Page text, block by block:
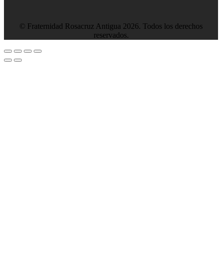
© Fraternidad Rosacruz Antigua 2026. Todos los derechos
reservados.